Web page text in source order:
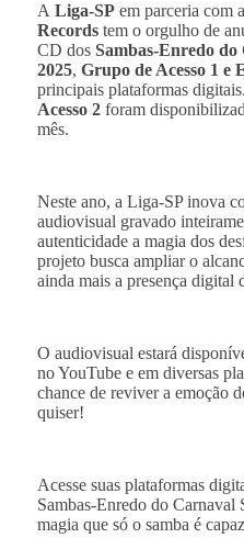
A Liga-SP em parceria com
Records tem o orgulho de
CD dos Sambas-Enredo do
2025, Grupo de Acesso 1 e
principais plataformas
Acesso 2 foram
mês.
Neste ano, a Liga-SP inova
audiovisual gravado
autenticidade a magia dos
projeto busca ampliar o
ainda mais a presença digital
O audiovisual estará
no YouTube e em diversas
chance de reviver a emoção
quiser!
Acesse suas plataformas
Sambas-Enredo do Carnaval
magia que só o samba é